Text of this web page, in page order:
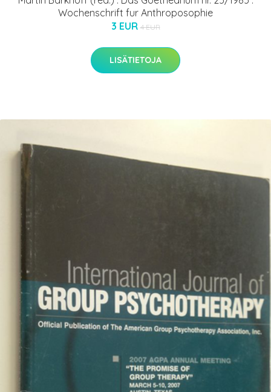
Wochenschrift fur Anthroposophie
3 EUR 4 EUR
LISÄTIETOJA